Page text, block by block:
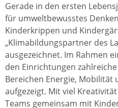
Gerade in den ersten
für umweltbewusstes
Kinderkrippen und
„Klimabildungspartner des
ausgezeichnet. Im Rahmen
den Einrichtungen
Bereichen Energie, Mobilität
aufgezeigt. Mit viel
Teams gemeinsam mit